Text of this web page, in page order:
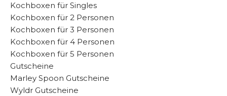
Kochboxen für Singles
Kochboxen für 2 Personen
Kochboxen für 3 Personen
Kochboxen für 4 Personen
Kochboxen für 5 Personen
Gutscheine
Marley Spoon Gutscheine
Wyldr Gutscheine